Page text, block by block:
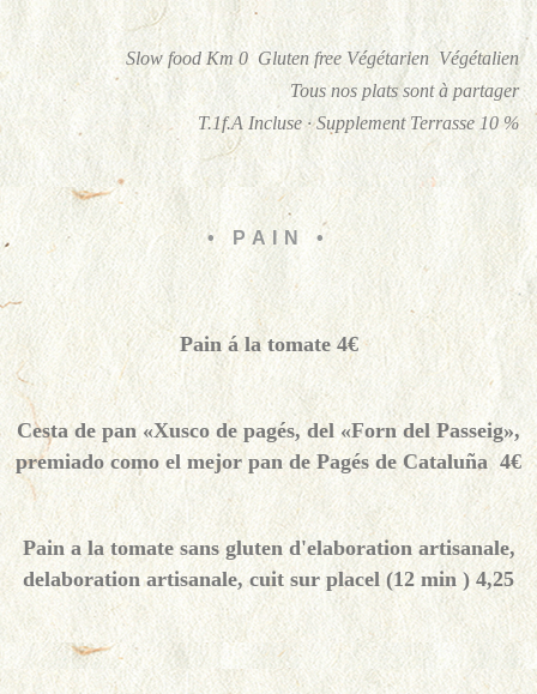
Slow food Km 0 Gluten free Végétarien Végétalien
Tous nos plats sont à partager
T.1f.A Incluse · Supplement Terrasse 10 %
• PAIN •
Pain á la tomate 4€
Cesta de pan «Xusco de pagés, del «Forn del Passeig»,
premiado como el mejor pan de Pagés de Cataluña 4€
Pain a la tomate sans gluten d'elaboration artisanale,
delaboration artisanale, cuit sur placel (12 min ) 4,25